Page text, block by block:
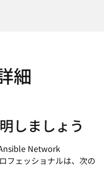
細
しましょう
Network
フェッショナルは、次の